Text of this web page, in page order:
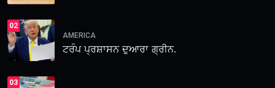
02
AMERICA
ਟਰੰਪ ਪ੍ਰਸ਼ਾਸਨ ਦੁਆਰਾ ਗ੍ਰੀਨ.
03